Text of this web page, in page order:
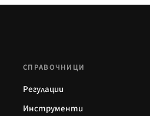
СПРАВОЧНИЦИ
Регулации
Инструменти